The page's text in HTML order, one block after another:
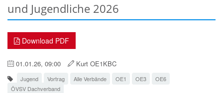
und Jugendliche 2026
Download PDF
01.01.26, 09:00 Kurt OE1KBC
Jugend Vortrag Alle Verbände OE1 OE3
OE6
ÖVSV Dachverband